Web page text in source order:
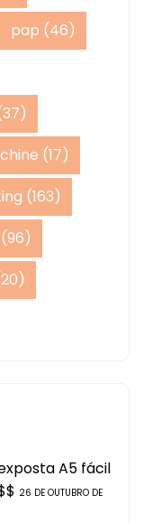
pap (46)
(17)
(163)
(96)
A5 fácil
26 DE OUTUBRO DE